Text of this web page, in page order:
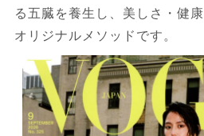
る五臓を養生し、美しさ・健
オリジナルメソッドです。